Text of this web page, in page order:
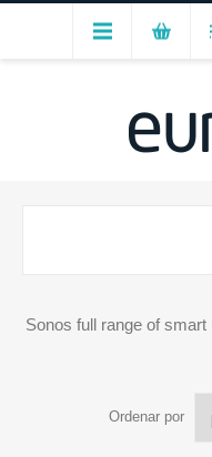
Sonos full range of
Ordenar por